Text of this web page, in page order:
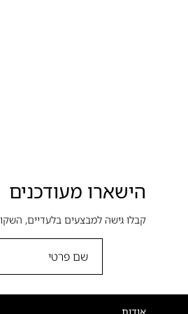
הישארו מעודכנים
קבלו גישה למבצעים בלעדיים,
אודות